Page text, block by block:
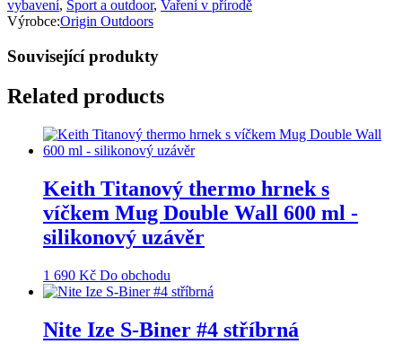
vybavení, Sport a outdoor, Vaření v přírodě
Výrobce:Origin Outdoors
Související produkty
Related products
Keith Titanový thermo hrnek s
víčkem Mug Double Wall 600 ml -
silikonový uzávěr
1 690 Kč Do obchodu
Nite Ize S-Biner #4 stříbrná